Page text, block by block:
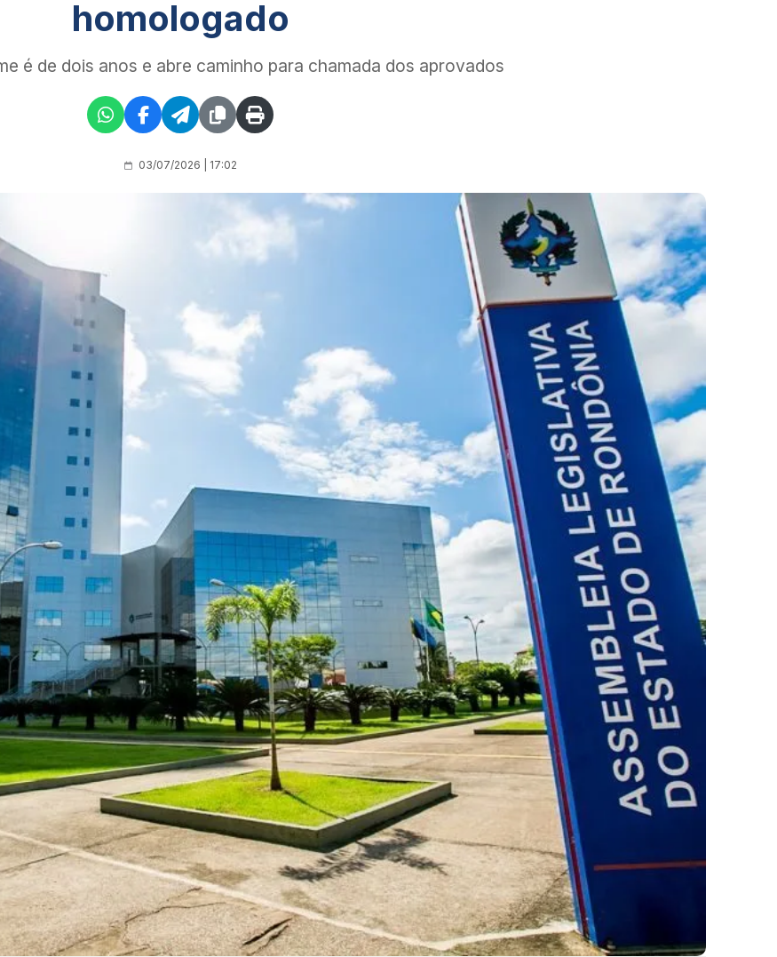
homologado
é de dois anos e abre caminho para chamada dos aprovados
03/07/2026 | 17:02